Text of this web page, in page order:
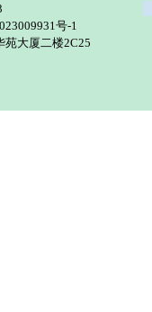
号-1
苑大厦二楼2C25